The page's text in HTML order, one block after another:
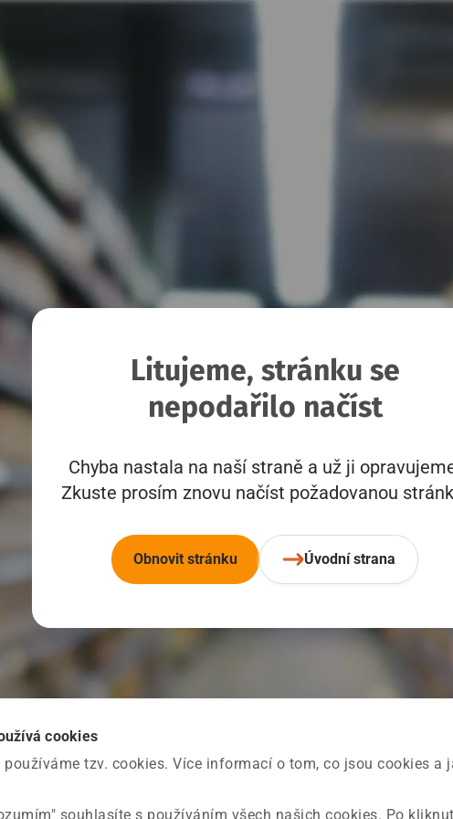
cookies
používáme tzv. cookies. Více informací o tom, co jsou cookies a
souhlasíte s používáním všech našich cookies. Po
Litujeme, stránku se
nepodařilo načíst
Chyba nastala na naší straně a už ji
Zkuste prosím znovu načíst požadovanou
Obnovit stránku Úvodní strana